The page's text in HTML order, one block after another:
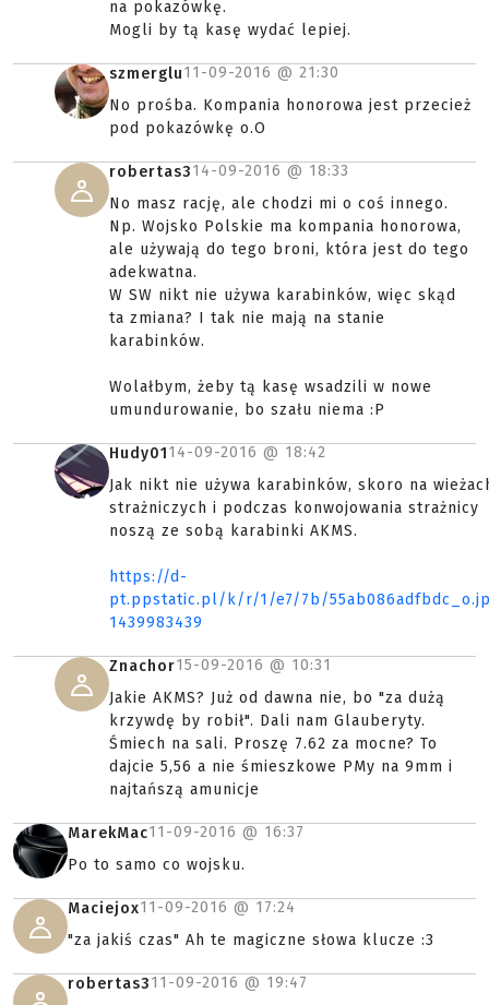
na pokazówkę.
Mogli by tą kasę wydać lepiej.
szmerglu11-09-2016 @ 21:30
No prośba. Kompania honorowa jest przecież
pod pokazówkę o.O
robertas314-09-2016 @ 18:33
No masz rację, ale chodzi mi o coś innego.
Np. Wojsko Polskie ma kompania honorowa,
ale używają do tego broni, która jest do tego
adekwatna.
W SW nikt nie używa karabinków, więc skąd
ta zmiana? I tak nie mają na stanie
karabinków.
Wolałbym, żeby tą kasę wsadzili w nowe
umundurowanie, bo szału niema :P
Hudy0114-09-2016 @ 18:42
Jak nikt nie używa karabinków, skoro na
strażniczych i podczas konwojowania strażnicy
noszą ze sobą karabinki AKMS.
https://d-
pt.ppstatic.pl/k/r/1/e7/7b/
1439983439
Znachor15-09-2016 @ 10:31
Jakie AKMS? Już od dawna nie, bo "za dużą
krzywdę by robił". Dali nam Glauberyty.
Śmiech na sali. Proszę 7.62 za mocne? To
dajcie 5,56 a nie śmieszkowe PMy na 9mm i
najtańszą amunicje
MarekMac11-09-2016 @ 16:37
Po to samo co wojsku.
Maciejox11-09-2016 @ 17:24
"za jakiś czas" Ah te magiczne słowa klucze :3
robertas311-09-2016 @ 19:47